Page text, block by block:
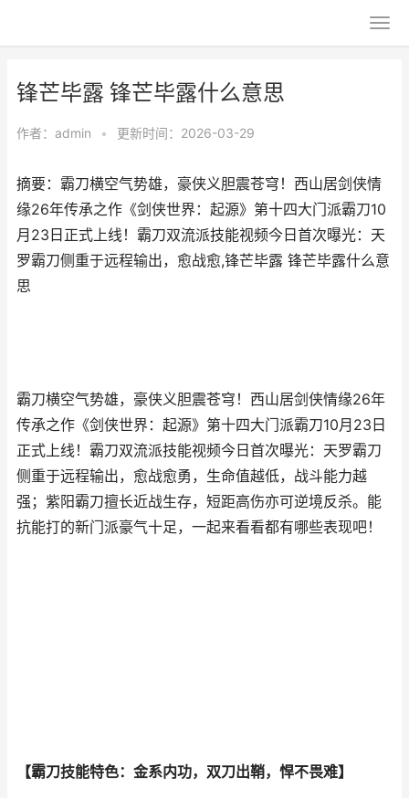
锋芒毕露 锋芒毕露什么意思
作者： admin • 更新时间：2026-03-29
摘要：霸刀横空气势雄，豪侠义胆震苍穹！西山居剑侠情
缘26年传承之作《剑侠世界：起源》第十四大门派霸刀10
月23日正式上线！霸刀双流派技能视频今日首次曝光：天
罗霸刀侧重于远程输出，愈战愈,锋芒毕露 锋芒毕露什么意
思
霸刀横空气势雄，豪侠义胆震苍穹！西山居剑侠情缘26年
传承之作《剑侠世界：起源》第十四大门派霸刀10月23日
正式上线！霸刀双流派技能视频今日首次曝光：天罗霸刀
侧重于远程输出，愈战愈勇，生命值越低，战斗能力越
强；紫阳霸刀擅长近战生存，短距高伤亦可逆境反杀。能
抗能打的新门派豪气十足，一起来看看都有哪些表现吧！
【霸刀技能特色：金系内功，双刀出鞘，悍不畏难】